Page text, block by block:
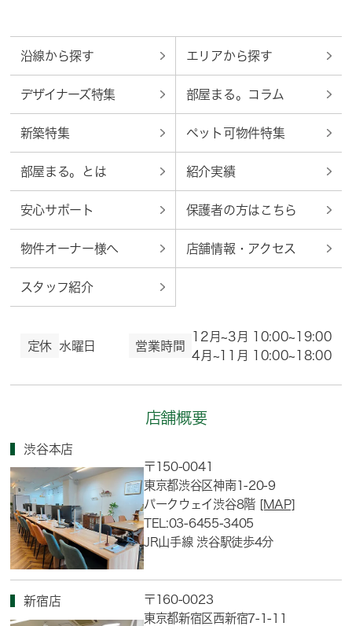
沿線から探す エリアから探す
デザイナーズ特集 部屋まる。コラム
新築特集 ペット可物件特集
部屋まる。とは 紹介実績
安心サポート 保護者の方はこちら
物件オーナー様へ 店舗情報・アクセス
スタッフ紹介
定休 水曜日 営業時間
12月~3月 10:00~19:00
4月~11月 10:00~18:00
店舗概要
渋谷本店
〒150-0041
東京都渋谷区神南1-20-9
パークウェイ渋谷8階 [MAP]
TEL:03-6455-3405
JR山手線 渋谷駅徒歩4分
新宿店
〒160-0023
東京都新宿区西新宿7-1-11